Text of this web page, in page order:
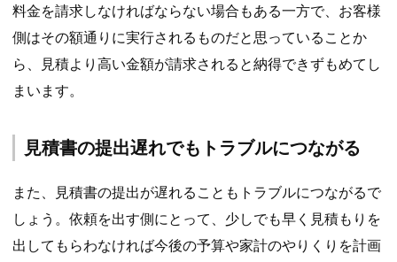
料金を請求しなければならない場合もある一方で、お客様
側はその額通りに実行されるものだと思っていることか
ら、見積より高い金額が請求されると納得できずもめてし
まいます。
見積書の提出遅れでもトラブルにつながる
また、見積書の提出が遅れることもトラブルにつながるで
しょう。依頼を出す側にとって、少しでも早く見積もりを
出してもらわなければ今後の予算や家計のやりくりを計画